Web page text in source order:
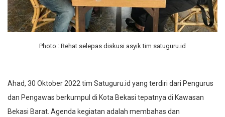
Photo : Rehat selepas diskusi asyik tim satuguru.id
Ahad, 30 Oktober 2022 tim Satuguru.id yang terdiri dari Pengurus
dan Pengawas berkumpul di Kota Bekasi tepatnya di Kawasan
Bekasi Barat. Agenda kegiatan adalah membahas dan